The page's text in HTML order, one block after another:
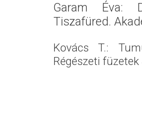
Garam Éva:
Tiszafüred.
Kovács T.:
Régészeti füzetek